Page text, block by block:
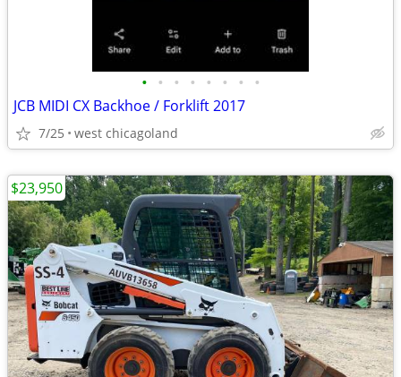
• • • • • • • •
JCB MIDI CX Backhoe / Forklift 2017
7/25 west chicagoland
$23,950